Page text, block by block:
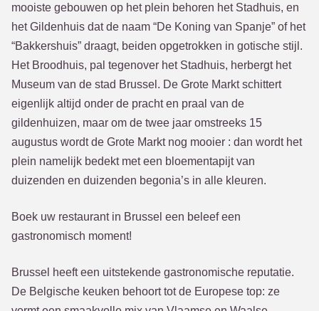
mooiste gebouwen op het plein behoren het Stadhuis, en
het Gildenhuis dat de naam “De Koning van Spanje” of het
“Bakkershuis” draagt, beiden opgetrokken in gotische stijl.
Het Broodhuis, pal tegenover het Stadhuis, herbergt het
Museum van de stad Brussel. De Grote Markt schittert
eigenlijk altijd onder de pracht en praal van de
gildenhuizen, maar om de twee jaar omstreeks 15
augustus wordt de Grote Markt nog mooier : dan wordt het
plein namelijk bedekt met een bloementapijt van
duizenden en duizenden begonia’s in alle kleuren.
Boek uw restaurant in Brussel een beleef een
gastronomisch moment!
Brussel heeft een uitstekende gastronomische reputatie.
De Belgische keuken behoort tot de Europese top: ze